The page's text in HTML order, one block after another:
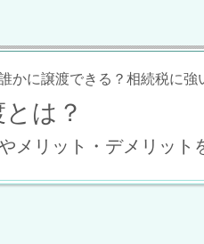
かに譲渡できる？相続税に
は？
メリット・デメリット